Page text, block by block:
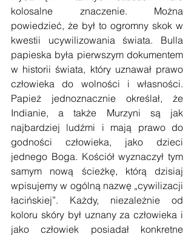
kolosalne znaczenie. Można
powiedzieć, że był to ogromny skok w
kwestii ucywilizowania świata. Bulla
papieska była pierwszym dokumentem
w historii świata, który uznawał prawo
człowieka do wolności i własności.
Papież jednoznacznie określał, że
Indianie, a także Murzyni są jak
najbardziej ludźmi i mają prawo do
godności człowieka, jako dzieci
jednego Boga. Kościół wyznaczył tym
samym nową ścieżkę, którą dzisiaj
wpisujemy w ogólną nazwę „cywilizacji
łacińskiej”. Każdy, niezależnie od
koloru skóry był uznany za człowieka i
jako człowiek posiadał konkretne